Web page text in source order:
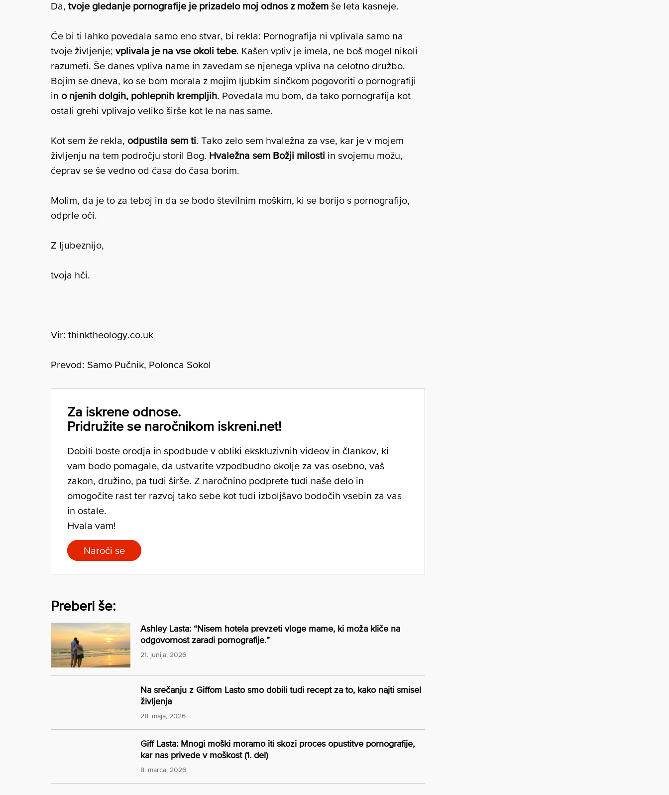
Da, tvoje gledanje pornografije je prizadelo moj odnos z možem še leta kasneje.
Če bi ti lahko povedala samo eno stvar, bi rekla: Pornografija ni vplivala samo na
tvoje življenje; vplivala je na vse okoli tebe. Kašen vpliv je imela, ne boš mogel nikoli
razumeti. Še danes vpliva name in zavedam se njenega vpliva na celotno družbo.
Bojim se dneva, ko se bom morala z mojim ljubkim sinčkom pogovoriti o pornografiji
in o njenih dolgih, pohlepnih krempljih. Povedala mu bom, da tako pornografija kot
ostali grehi vplivajo veliko širše kot le na nas same.
Kot sem že rekla, odpustila sem ti. Tako zelo sem hvaležna za vse, kar je v mojem
življenju na tem področju storil Bog. Hvaležna sem Božji milosti in svojemu možu,
čeprav se še vedno od časa do časa borim.
Molim, da je to za teboj in da se bodo številnim moškim, ki se borijo s pornografijo,
odprle oči.
Z ljubeznijo,
tvoja hči.
Vir: thinktheology.co.uk
Prevod: Samo Pučnik, Polonca Sokol
Za iskrene odnose.
Pridružite se naročnikom iskreni.net!
Dobili boste orodja in spodbude v obliki ekskluzivnih videov in člankov, ki
vam bodo pomagale, da ustvarite vzpodbudno okolje za vas osebno, vaš
zakon, družino, pa tudi širše. Z naročnino podprete tudi naše delo in
omogočite rast ter razvoj tako sebe kot tudi izboljšavo bodočih vsebin za vas
in ostale.
Hvala vam!
Naroči se
Preberi še:
Ashley Lasta: “Nisem hotela prevzeti vloge mame, ki moža kliče na
odgovornost zaradi pornografije.”
21. junija, 2026
Na srečanju z Giffom Lasto smo dobili tudi recept za to, kako najti smisel
življenja
28. maja, 2026
Giff Lasta: Mnogi moški moramo iti skozi proces opustitve pornografije,
kar nas privede v moškost (1. del)
8. marca, 2026